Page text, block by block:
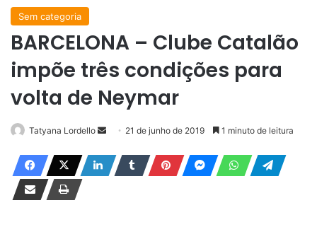
Sem categoria
BARCELONA – Clube Catalão
impõe três condições para
volta de Neymar
Tatyana Lordello 21 de junho de 2019 1 minuto de leitura